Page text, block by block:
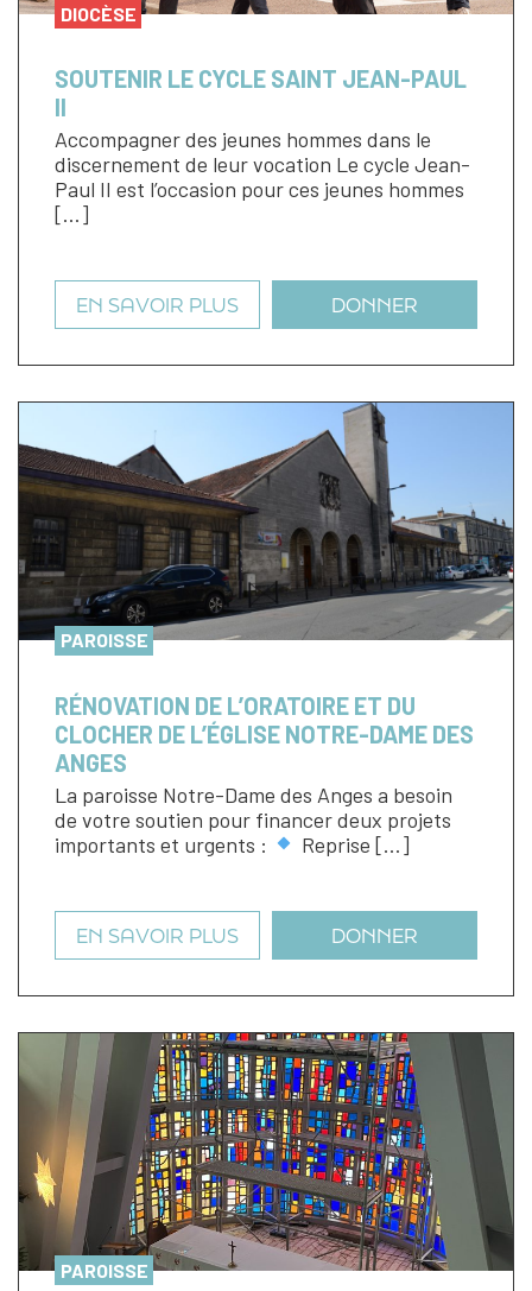
DIOCÈSE
SOUTENIR LE CYCLE SAINT JEAN-PAUL
II
Accompagner des jeunes hommes dans le
discernement de leur vocation Le cycle Jean-
Paul II est l’occasion pour ces jeunes hommes
[…]
EN SAVOIR PLUS DONNER
PAROISSE
RÉNOVATION DE L’ORATOIRE ET DU
CLOCHER DE L’ÉGLISE NOTRE-DAME DES
ANGES
La paroisse Notre-Dame des Anges a besoin
de votre soutien pour financer deux projets
importants et urgents :
Reprise […]
EN SAVOIR PLUS DONNER
PAROISSE